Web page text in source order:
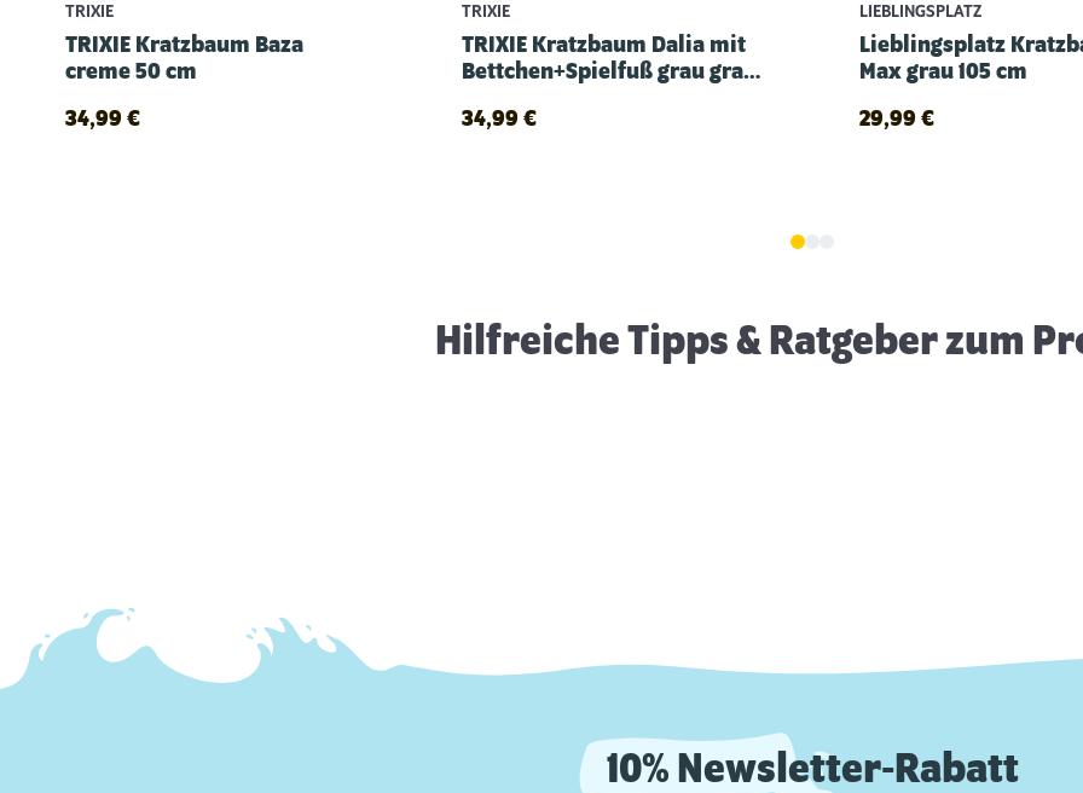
TRIXIE
TRIXIE Kratzbaum Baza
creme 50 cm
34,99 €
TRIXIE
TRIXIE Kratzbaum Dalia mit
Bettchen+Spielfuß grau grau
34,99€
LIEBLINGSPLATZ
Lieblingsplatz
Max grau 105 cm
29,99 €
Hilfreiche Tipps & Ratgeber zum
10% Newsletter-Rabatt